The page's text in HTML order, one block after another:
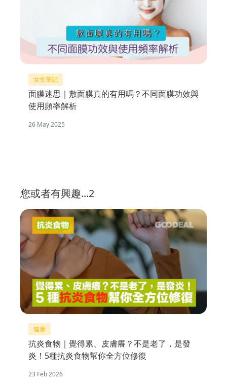
女生筆記
面膜迷思｜敷面膜真的有用嗎？不同面膜功效與
使用頻率解析
26 May 2025
您或者有興趣...2
健康
抗炎食物｜覺得累、皮膚癢？不是老了，是發
炎！5種抗炎食物幫你全方位修復
23 Feb 2026